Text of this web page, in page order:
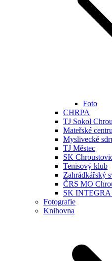
Foto
CHRPA
TJ Sokol
Mateřské
Myslivecké
TJ Městec
SK
Tenisový klub
Zahrádkářský
ČRS MO
SK INTEGRA
Fotografie
Knihovna